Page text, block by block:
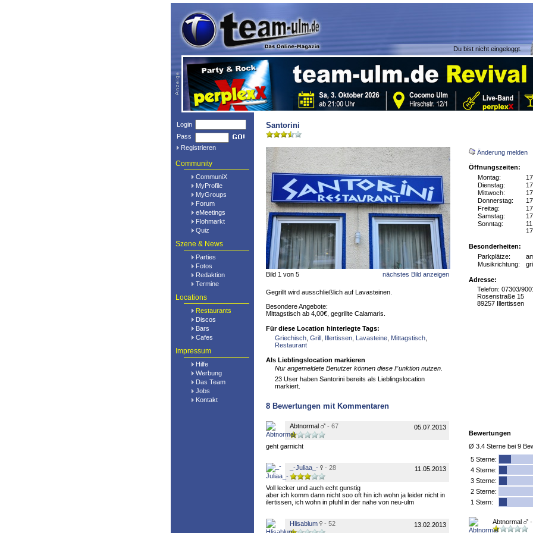
Du bist nicht eingeloggt.
Login
Pass
Registrieren
Community
CommuniX
MyProfile
MyGroups
Forum
eMeetings
Flohmarkt
Quiz
Szene & News
Parties
Fotos
Redaktion
Termine
Locations
Restaurants
Discos
Bars
Cafes
Impressum
Hilfe
Werbung
Das Team
Jobs
Kontakt
Santorini
Änderung melden
Öffnungszeiten:
Montag:
Dienstag:
Mittwoch:
Donnerstag:
Freitag:
Samstag:
Sonntag:
Besonderheiten:
Parkplätze:
Musikrichtung:
Adresse:
Telefon: 07303/
Rosenstraße 15
89257 Illertissen
Bewertungen
Ø 3.4 Sterne bei 9
5 Sterne:
4 Sterne:
3 Sterne:
2 Sterne:
1 Stern:
Abtnormal
Bild 1 von 5 nächstes Bild anzeigen
Gegrillt wird ausschließlich auf Lavasteinen.
Besondere Angebote:
Mittagstisch ab 4,00€, gegrillte Calamaris.
Für diese Location hinterlegte Tags:
Griechisch Grill Illertissen Lavasteine Mittagstisch
Restaurant
Als Lieblingslocation markieren
Nur angemeldete Benutzer können diese Funktion nutzen.
23 User haben Santorini bereits als Lieblingslocation
markiert.
8 Bewertungen mit Kommentaren
Abtnormal - 67 05.07.2013
geht garnicht
_-Juliaa_- - 28 11.05.2013
Voll lecker und auch echt gunstig
aber ich komm dann nicht soo oft hin ich wohn ja leider nicht in
ilertissen, ich wohn in pfuhl in der nahe von neu-ulm
Hlisablum - 52 13.02.2013